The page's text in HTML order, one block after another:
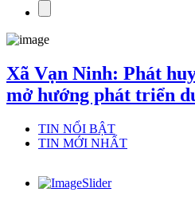
Xã Vạn Ninh: Phát
mở hướng phát triển
TIN NỔI BẬT
TIN MỚI NHẤT